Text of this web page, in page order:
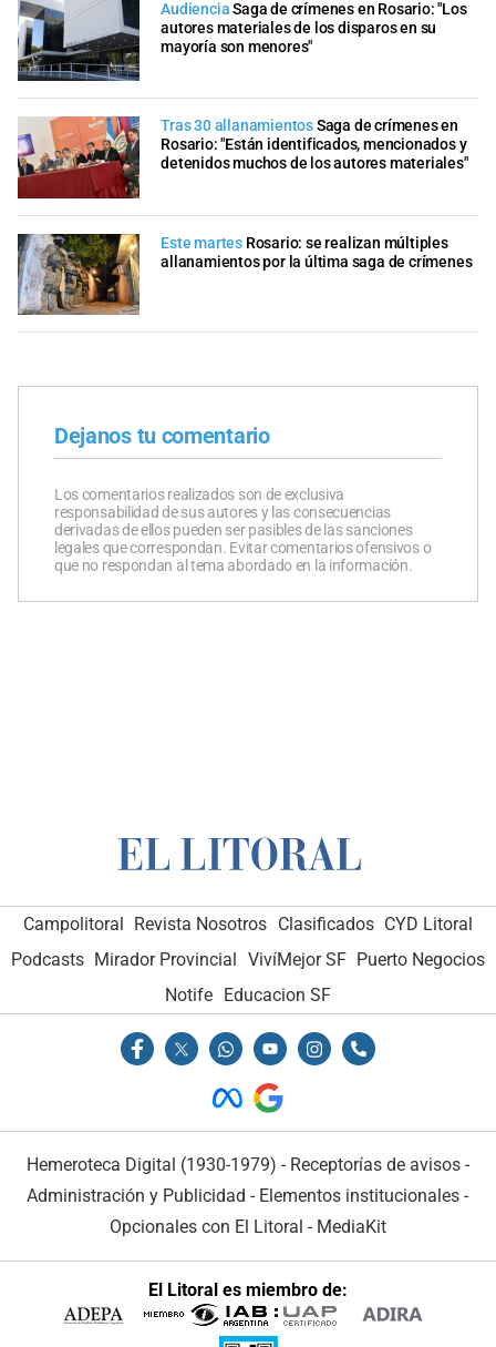
AudienciaSaga de crímenes en Rosario: "Los
autores materiales de los disparos en su
mayoría son menores"
Tras 30 allanamientosSaga de crímenes en
Rosario: "Están identificados, mencionados y
detenidos muchos de los autores materiales"
Este martes Rosario: se realizan múltiples
allanamientos por la última saga de crímenes
Dejanos tu comentario
Los comentarios realizados son de exclusiva
responsabilidad de sus autores y las consecuencias
derivadas de ellos pueden ser pasibles de las sanciones
legales que correspondan. Evitar comentarios ofensivos o
que no respondan al tema abordado en la información.
Campolitoral Revista Nosotros Clasificados CYD Litoral
Podcasts Mirador Provincial VivíMejor SF Puerto Negocios
Notife Educacion SF
Hemeroteca Digital (1930-1979) - Receptorías de avisos -
Administración y Publicidad - Elementos institucionales -
Opcionales con El Litoral - MediaKit
El Litoral es miembro de: